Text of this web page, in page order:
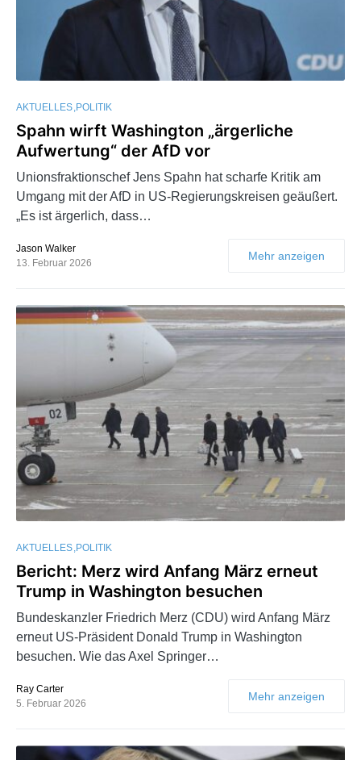
AKTUELLES POLITIK
Spahn wirft Washington „ärgerliche
Aufwertung“ der AfD vor
Unionsfraktionschef Jens Spahn hat scharfe Kritik am
Umgang mit der AfD in US-Regierungskreisen geäußert.
„Es ist ärgerlich, dass…
Jason Walker
13. Februar 2026
Mehr anzeigen
AKTUELLES POLITIK
Bericht: Merz wird Anfang März erneut
Trump in Washington besuchen
Bundeskanzler Friedrich Merz (CDU) wird Anfang März
erneut US-Präsident Donald Trump in Washington
besuchen. Wie das Axel Springer…
Ray Carter
5. Februar 2026
Mehr anzeigen